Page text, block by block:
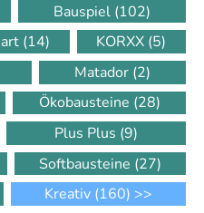
Bauspiel (102)
(14) KORXX (5)
Matador (2)
Ökobausteine (28)
Plus Plus (9)
Softbausteine (27)
Kreativ (160) >>